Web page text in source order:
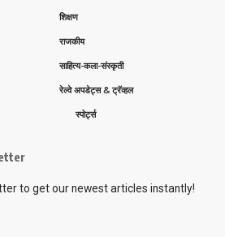
शिक्षण
राजकीय
साहित्य-कला-संस्कृती
रेल्वे अपडेट्स & ट्रॅव्हल
स्पोर्ट्स
to get our newest articles instantly!